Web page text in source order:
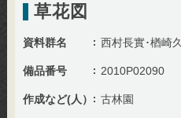
草花図
資料群名 西村長實･楢崎
備品番号 2010P02090
作成など(人） 古林園